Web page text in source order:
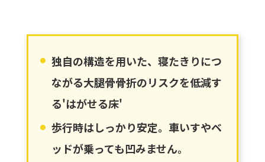
独自の構造を用いた、寝たきりにつ
ながる大腿骨骨折のリスクを低減す
る'はがせる床'
歩行時はしっかり安定。車いすやベ
ッドが乗っても凹みません。